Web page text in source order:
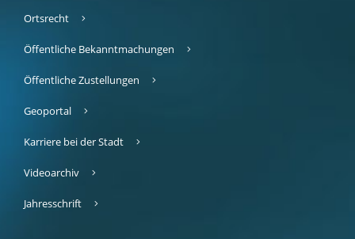
Ortsrecht
Öffentliche Bekanntmachungen
Öffentliche Zustellungen
Geoportal
Karriere bei der Stadt
Videoarchiv
Jahresschrift